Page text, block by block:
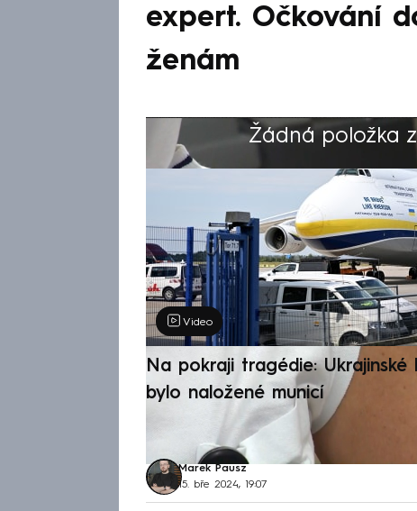
expert. Očkování
ženám
Žádná položka
Výběr redakce
Video
Na pokraji tragédie:
bylo naložené municí
Marek Pausz
15. bře 2024, 19:07